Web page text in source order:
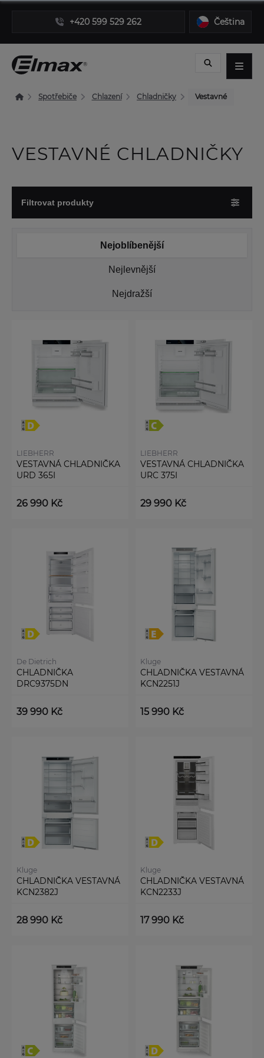
+420 599 529 262 Čeština
Spotřebiče Chlazení Chladničky Vestavné
VESTAVNÉ CHLADNIČKY
Filtrovat produkty
Nejoblíbenější
Nejlevnější
Nejdražší
LIEBHERR
VESTAVNÁ CHLADNIČKA
URD 365I
26 990 Kč
LIEBHERR
VESTAVNÁ CHLADNIČKA
URC 375I
29 990 Kč
De Dietrich
CHLADNIČKA
DRC9375DN
39 990 Kč
Kluge
CHLADNIČKA VESTAVNÁ
KCN2251J
15 990 Kč
Kluge
CHLADNIČKA VESTAVNÁ
KCN2382J
28 990 Kč
Kluge
CHLADNIČKA VESTAVNÁ
KCN2233J
17 990 Kč